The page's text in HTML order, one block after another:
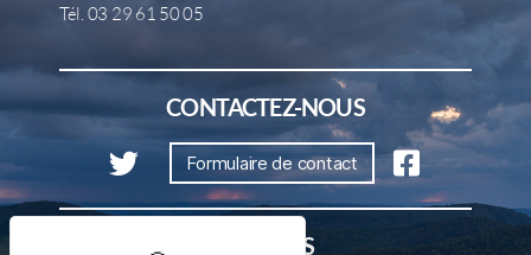
Tél. 03 29 61 50 05
CONTACTEZ-NOUS
Formulaire de contact
HORAIRES